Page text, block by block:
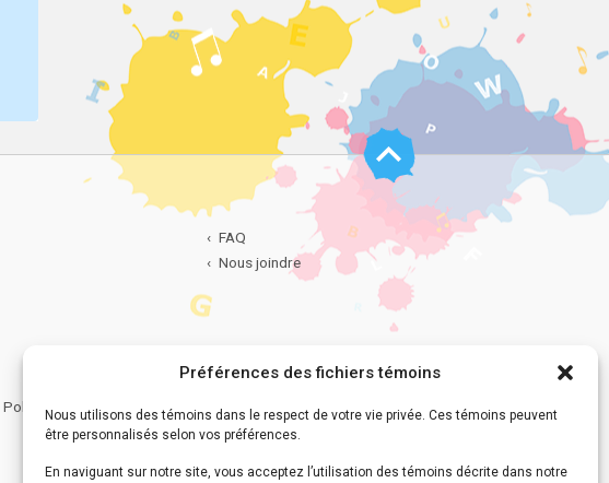
Préférences des fichiers témoins
Nous utilisons des témoins dans le respect de votre vie privée. Ces témoins peuvent
être personnalisés selon vos préférences.
En naviguant sur notre site, vous acceptez l’utilisation des témoins décrite dans notre
Haut
de
FAQ
Nous joindre
Politique de confidentialité